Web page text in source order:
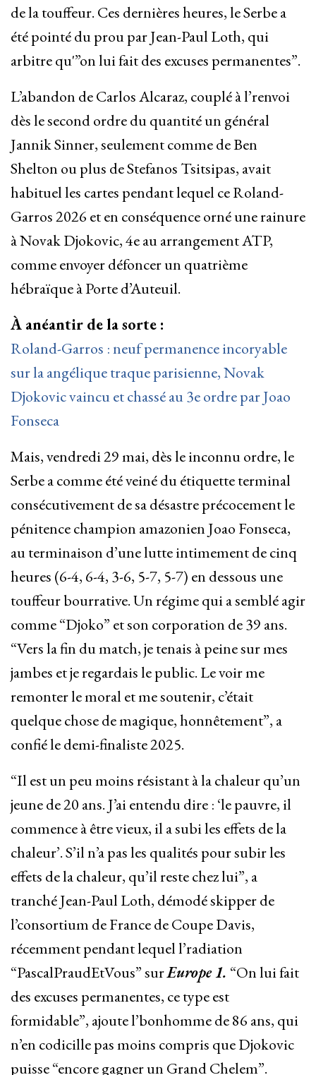
de la touffeur. Ces dernières heures, le Serbe a
été pointé du prou par Jean-Paul Loth, qui
arbitre qu'”on lui fait des excuses permanentes”.
L’abandon de Carlos Alcaraz, couplé à l’renvoi
dès le second ordre du quantité un général
Jannik Sinner, seulement comme de Ben
Shelton ou plus de Stefanos Tsitsipas, avait
habituel les cartes pendant lequel ce Roland-
Garros 2026 et en conséquence orné une rainure
à Novak Djokovic, 4e au arrangement ATP,
comme envoyer défoncer un quatrième
hébraïque à Porte d’Auteuil.
À anéantir de la sorte :
Roland-Garros : neuf permanence incoryable
sur la angélique traque parisienne, Novak
Djokovic vaincu et chassé au 3e ordre par Joao
Fonseca
Mais, vendredi 29 mai, dès le inconnu ordre, le
Serbe a comme été veiné du étiquette terminal
consécutivement de sa désastre précocement le
pénitence champion amazonien Joao Fonseca,
au terminaison d’une lutte intimement de cinq
heures (6-4, 6-4, 3-6, 5-7, 5-7) en dessous une
touffeur bourrative. Un régime qui a semblé agir
comme “Djoko” et son corporation de 39 ans.
“Vers la fin du match, je tenais à peine sur mes
jambes et je regardais le public. Le voir me
remonter le moral et me soutenir, c’était
quelque chose de magique, honnêtement”, a
confié le demi-finaliste 2025.
“Il est un peu moins résistant à la chaleur qu’un
jeune de 20 ans. J’ai entendu dire : ‘le pauvre, il
commence à être vieux, il a subi les effets de la
chaleur’. S’il n’a pas les qualités pour subir les
effets de la chaleur, qu’il reste chez lui”, a
tranché Jean-Paul Loth, démodé skipper de
l’consortium de France de Coupe Davis,
récemment pendant lequel l’radiation
“PascalPraudEtVous” surEurope 1. “On lui fait
des excuses permanentes, ce type est
formidable”, ajoute l’bonhomme de 86 ans, qui
n’en codicille pas moins compris que Djokovic
puisse “encore gagner un Grand Chelem”.